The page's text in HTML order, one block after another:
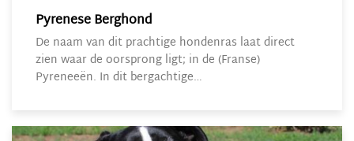
Pyrenese Berghond
De naam van dit prachtige hondenras laat direct
zien waar de oorsprong ligt; in de (Franse)
Pyreneeën. In dit bergachtige…